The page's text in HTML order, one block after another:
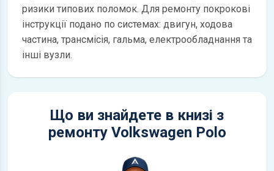
ризики типових поломок. Для ремонту покрокові
інструкції подано по системах: двигун, ходова
частина, трансмісія, гальма, електрообладнання та
інші вузли.
Що ви знайдете в книзі з
ремонту Volkswagen Polo